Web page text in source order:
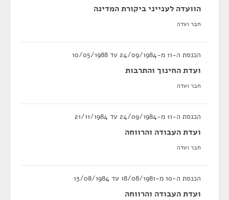
הוועדה לענייני ביקורת המדינה
חבר ועדה
הכנסת ה-11 מ-24/09/1984 עד 10/05/1988
ועדת החינוך והתרבות
חבר ועדה
הכנסת ה-11 מ-24/09/1984 עד 21/11/1984
ועדת העבודה והרווחה
חבר ועדה
הכנסת ה-10 מ-18/08/1981 עד 13/08/1984
ועדת העבודה והרווחה